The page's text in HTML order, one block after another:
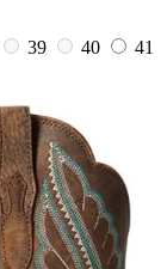
39 40
41